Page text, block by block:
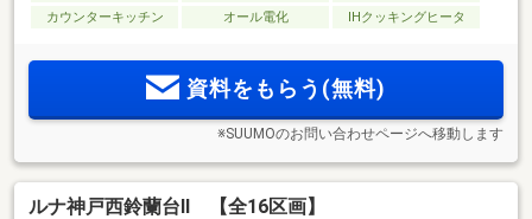
カウンターキッチン
オール電化 IHクッキングヒータ
資料をもらう(無料)
※SUUMOのお問い合わせページへ移動します
ルナ神戸西鈴蘭台Ⅱ 【全16区画】